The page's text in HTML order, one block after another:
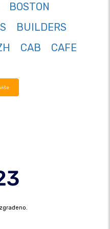
BOSTON
BUILDERS
CAB
CAFE